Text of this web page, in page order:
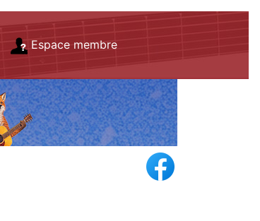
Espace membre